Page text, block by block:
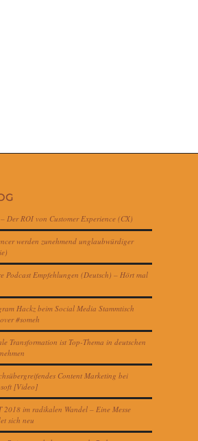
Der ROI von Customer Experience (CX)
werden zunehmend unglaubwürdiger
Podcast Empfehlungen (Deutsch) – Hört mal
Hackz beim Social Media Stammtisch
#someh
Transformation ist Top-Thema in deutschen
Content Marketing bei
[Video]
2018 im radikalen Wandel – Eine Messe
sich neu